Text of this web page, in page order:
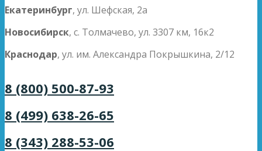
Екатеринбург, ул. Шефская, 2а
Новосибирск, с. Толмачево, ул. 3307 км, 16к2
Краснодар, ул. им. Александра Покрышкина, 2/12
8 (800) 500-87-93
8 (499) 638-26-65
8 (343) 288-53-06